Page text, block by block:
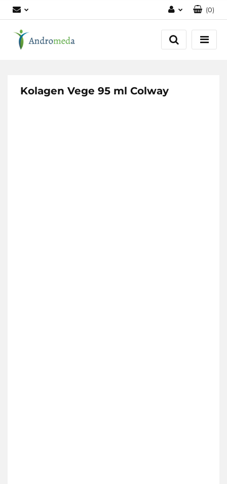
Zaloguj się
Zarejestruj się
(0)
Kolagen Vege 95 ml Colway